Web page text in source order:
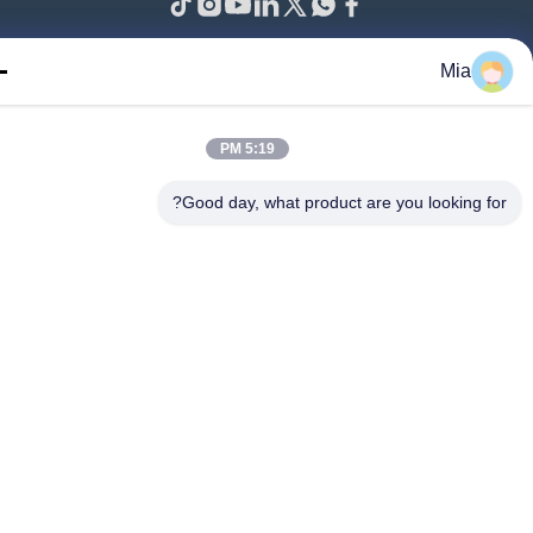
خانه محصولات Mia
5:19 PM
Good day, what product are you looking